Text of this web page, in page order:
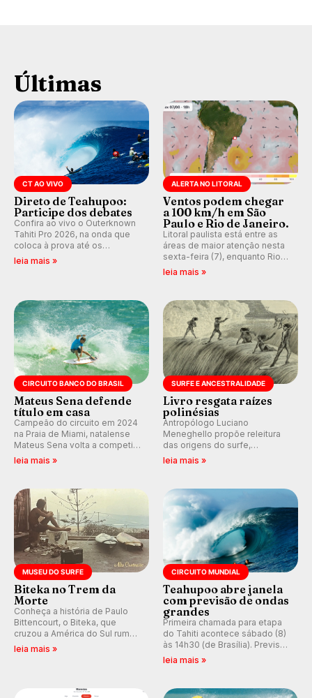
Últimas
CT AO VIVO
Direto de Teahupoo:
Participe dos debates
Confira ao vivo o Outerknown
Tahiti Pro 2026, na onda que
coloca à prova até os
melhores surfistas do mundo.
etapas da WSL.
leia mais »
ALERTA NO LITORAL
Ventos podem chegar
a 100 km/h em São
Paulo e Rio de Janeiro.
Litoral paulista está entre as
áreas de maior atenção nesta
sexta-feira (7), enquanto Rio
de Janeiro também recebe
km/h em Itanhaém.
leia mais »
CIRCUITO BANCO DO BRASIL
Mateus Sena defende
título em casa
Campeão do circuito em 2024
na Praia de Miami, natalense
Mateus Sena volta a competir
em casa em busca de manter a
leia mais »
SURFE E ANCESTRALIDADE
Livro resgata raízes
polinésias
Antropólogo Luciano
Meneghello propõe releitura
das origens do surfe,
resgatando a cultura polinésia
prática em esporte e indústria.
leia mais »
MUSEU DO SURFE
Biteka no Trem da
Morte
Conheça a história de Paulo
Bittencourt, o Biteka, que
cruzou a América do Sul rumo
ao Pacífico em uma jornada
leia mais »
CIRCUITO MUNDIAL
Teahupoo abre janela
com previsão de ondas
grandes
Primeira chamada para etapa
do Tahiti acontece sábado (8)
às 14h30 (de Brasília). Previsão
indica swell consistente.
Kelly Slater convidado.
leia mais »